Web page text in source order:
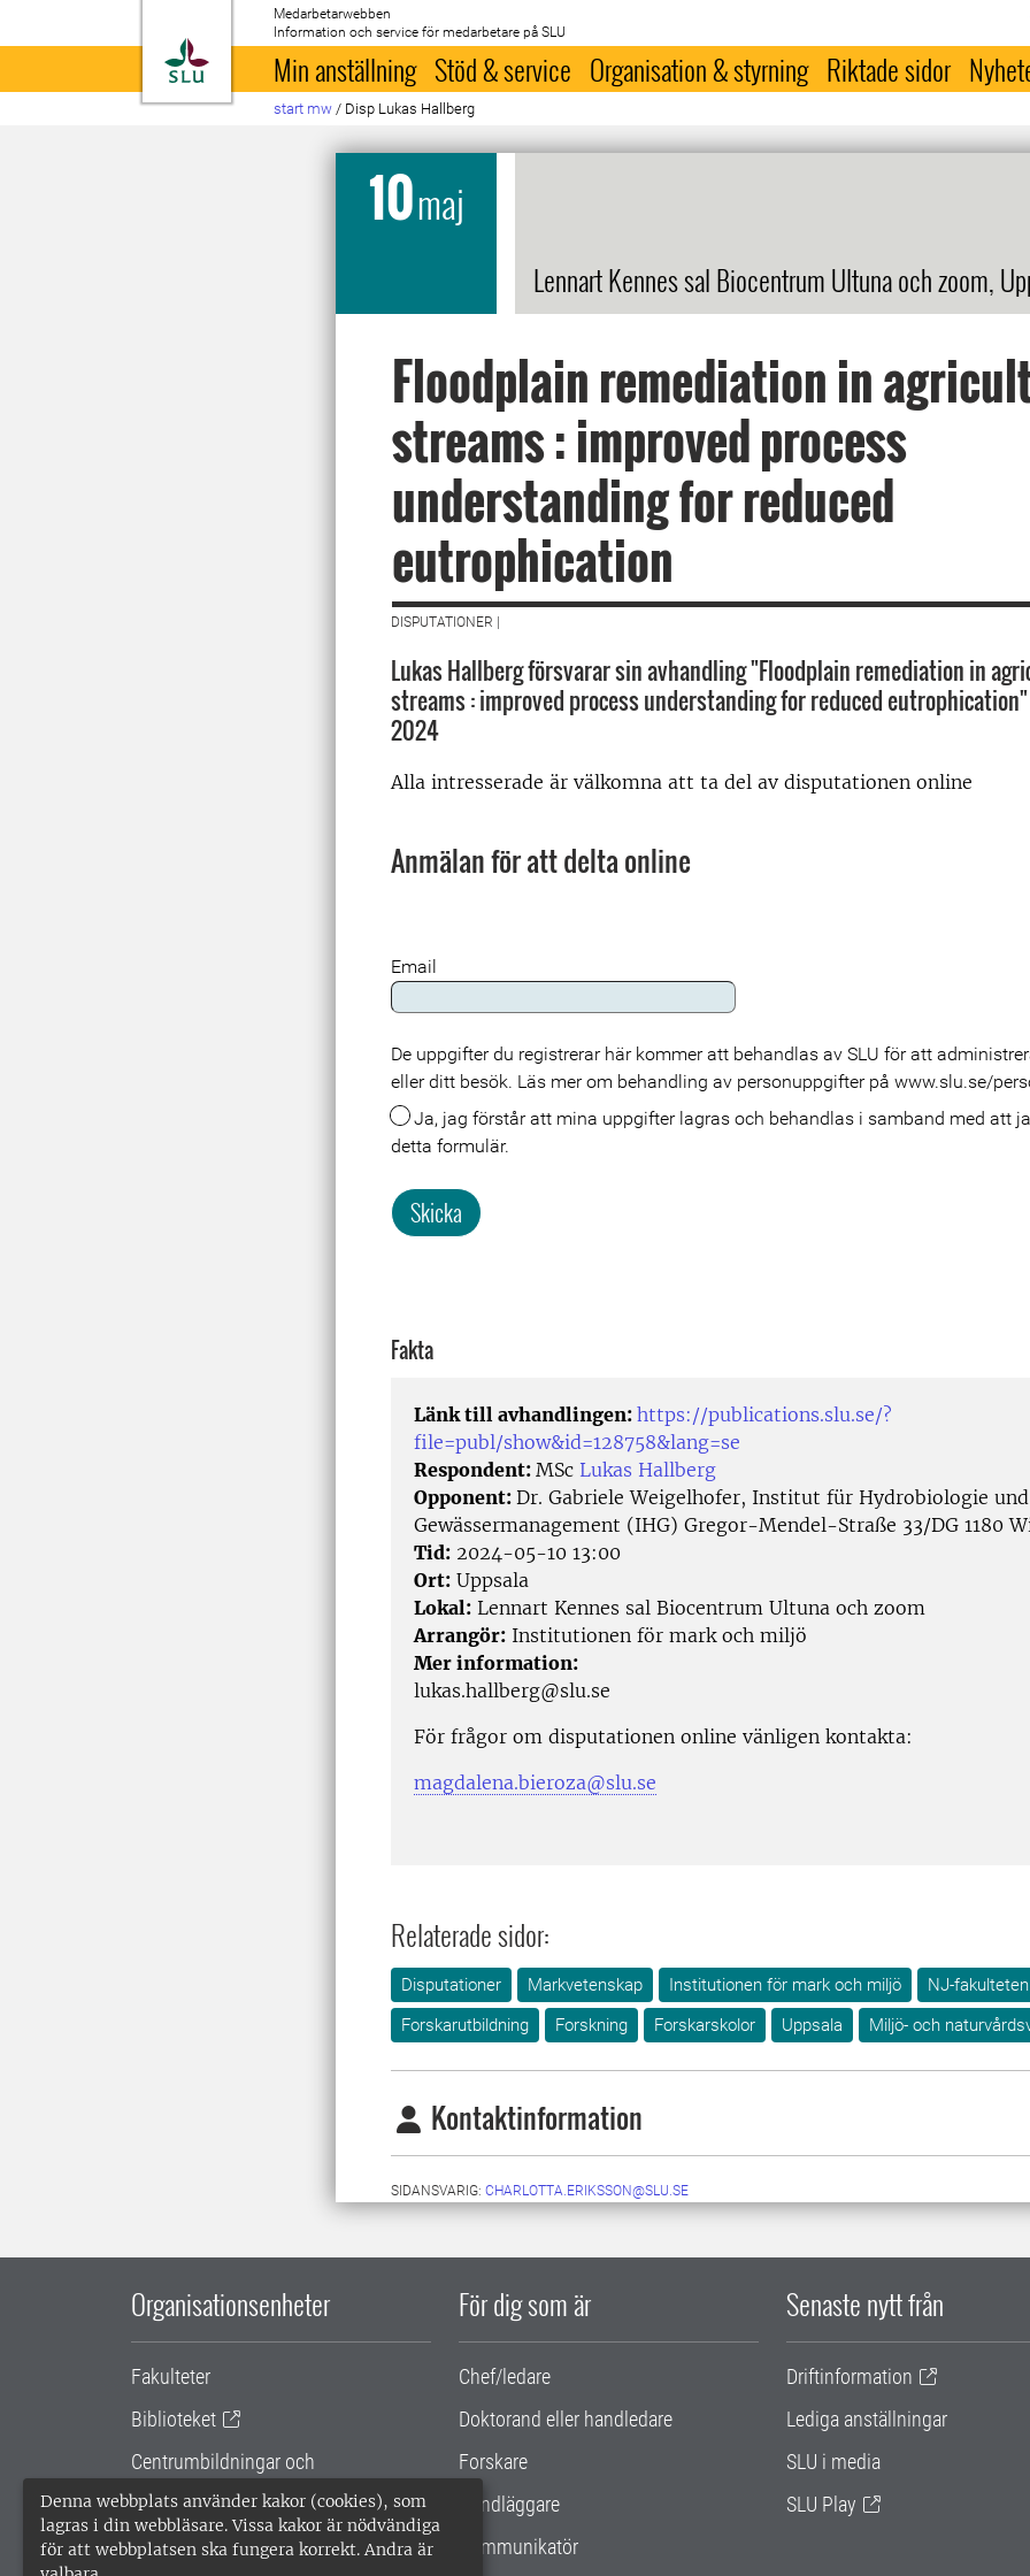
Denna webbplats använder kakor (cookies), som
lagras i din webbläsare. Vissa kakor är nödvändiga
för att webbplatsen ska fungera korrekt. Andra är
Till startsida
Medarbetarwebben
Information och service för medarbetare på SLU
Min anställning Stöd & service Organisation & styrning Riktade sidor
start mw / Disp Lukas Hallberg
10maj
Lennart Kennes sal Biocentrum Ultuna och zoom,
Floodplain remediation in
streams : improved process
understanding for reduced
eutrophication
DISPUTATIONER |
Lukas Hallberg försvarar sin avhandling "Floodplain remediation in
streams : improved process understanding for reduced eutrophication"
2024
Alla intresserade är välkomna att ta del av disputationen online
Anmälan för att delta online
Email
Meta
De uppgifter du registrerar här kommer att behandlas av SLU för att
eller ditt besök. Läs mer om behandling av personuppgifter på www.slu.se/
Ja, jag förstår att mina uppgifter lagras och behandlas i samband med att jag skickar in
detta formulär.
Skicka
Fakta
Länk till avhandlingen: https://publications.slu.se/?
file=publ/show&id=128758&lang=se
Respondent: MSc Lukas Hallberg
Opponent: Dr. Gabriele Weigelhofer, Institut für Hydrobiologie und
Gewässermanagement (IHG) Gregor-Mendel-Straße 33/DG 1180
Tid: 2024-05-10 13:00
Ort: Uppsala
Lokal: Lennart Kennes sal Biocentrum Ultuna och zoom
Arrangör: Institutionen för mark och miljö
Mer information:
lukas.hallberg@slu.se
För frågor om disputationen online vänligen kontakta:
magdalena.bieroza@slu.se
Relaterade sidor:
Disputationer Markvetenskap Institutionen för mark och miljö
NJ-fakulteten
Forskarutbildning
Forskning Forskarskolor Uppsala Miljö- och
Kontaktinformation
SIDANSVARIG: CHARLOTTA.ERIKSSON@SLU.SE
Organisationsenheter
Fakulteter
Biblioteket
Centrumbildningar och
samarbetsprojekt
Gemensamma verksamhetsstödet
För dig som är
Chef/ledare
Doktorand eller handledare
Forskare
Handläggare
Kommunikatör
Senaste nytt från
Driftinformation
Lediga anställningar
SLU i media
SLU Play